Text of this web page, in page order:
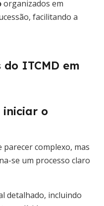
organizados em
facilitando a
ITCMD em
iniciar o
complexo, mas
se um processo claro
detalhado, incluindo